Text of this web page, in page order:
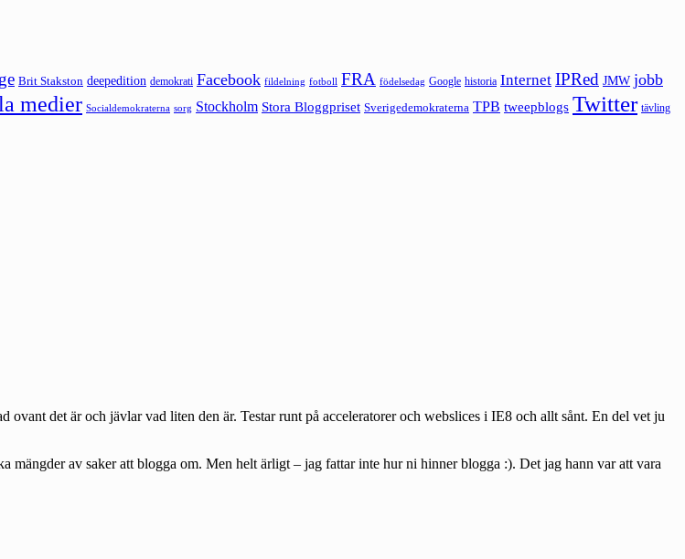
Brit Stakston deepedition demokrati Facebook fildelning fotboll FRA födelsedag Google historia Internet IPRed JMW jobb
medier Socialdemokraterna sorg Stockholm Stora Bloggpriset Sverigedemokraterna TPB tweepblogs Twitter tävling
det är och jävlar vad liten den är. Testar runt på acceleratorer och webslices i IE8 och allt sånt. En del vet ju
mängder av saker att blogga om. Men helt ärligt – jag fattar inte hur ni hinner blogga :). Det jag hann var att vara